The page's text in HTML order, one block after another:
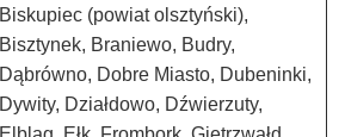
Biskupiec (powiat olsztyński),
Bisztynek, Braniewo, Budry,
Dąbrówno, Dobre Miasto, Dubeninki,
Dywity, Działdowo, Dźwierzuty,